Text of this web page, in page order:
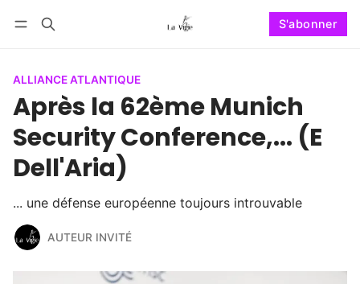
S'abonner
ALLIANCE ATLANTIQUE
Après la 62ème Munich
Security Conference,... (E
Dell'Aria)
... une défense européenne toujours introuvable
AUTEUR INVITÉ